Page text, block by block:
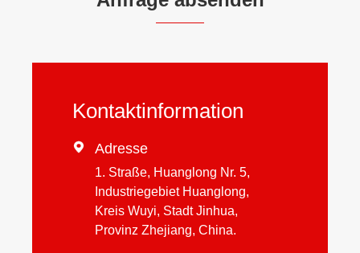
Kontaktinformation
 Adresse
1. Straße, Huanglong Nr. 5,
Industriegebiet Huanglong,
Kreis Wuyi, Stadt Jinhua,
Provinz Zhejiang, China.